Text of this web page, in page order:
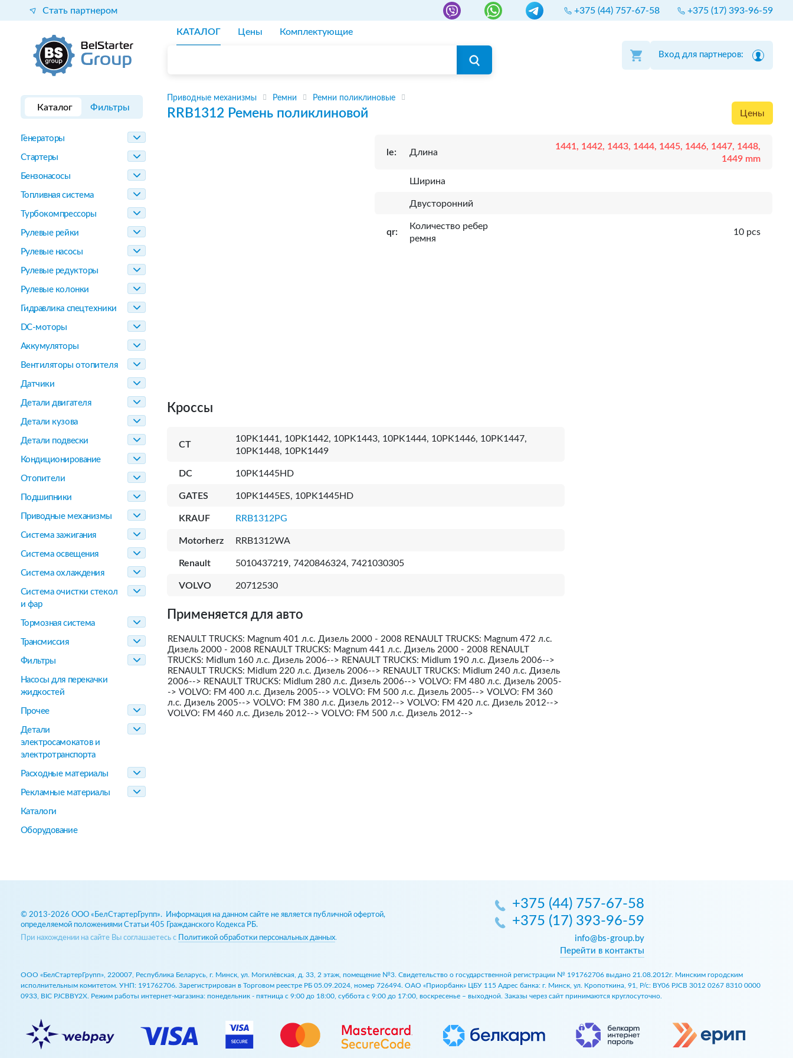
Стать партнером +375 (44) 757-67-58 +375 (17) 393-96-59
КАТАЛОГ Цены Комплектующие
Вход для партнеров:
Каталог Фильтры
Генераторы
Стартеры
Бензонасосы
Топливная система
Турбокомпрессоры
Рулевые рейки
Рулевые насосы
Рулевые редукторы
Рулевые колонки
Гидравлика спецтехники
DC-моторы
Аккумуляторы
Вентиляторы отопителя
Датчики
Детали двигателя
Детали кузова
Детали подвески
Кондиционирование
Отопители
Подшипники
Приводные механизмы
Система зажигания
Система освещения
Система охлаждения
Система очистки стекол
и фар
Тормозная система
Трансмиссия
Фильтры
Насосы для перекачки
жидкостей
Прочее
Детали
электросамокатов и
электротранспорта
Расходные материалы
Рекламные материалы
Каталоги
Оборудование
Приводные механизмы Ремни Ремни поликлиновые
RRB1312 Ремень поликлиновой Цены
le: Длина
1441, 1442, 1443, 1444, 1445, 1446, 1447, 1448,
1449 mm
Ширина
Двусторонний
qr:
Количество ребер
ремня
10 pcs
Кроссы
CT
10PK1441, 10PK1442, 10PK1443, 10PK1444, 10PK1446, 10PK1447,
10PK1448, 10PK1449
DC 10PK1445HD
GATES 10PK1445ES, 10PK1445HD
KRAUF RRB1312PG
Motorherz RRB1312WA
Renault 5010437219, 7420846324, 7421030305
VOLVO 20712530
Применяется для авто
RENAULT TRUCKS: Magnum 401 л.с. Дизель 2000 - 2008 RENAULT TRUCKS: Magnum 472 л.с.
Дизель 2000 - 2008 RENAULT TRUCKS: Magnum 441 л.с. Дизель 2000 - 2008 RENAULT
TRUCKS: Midlum 160 л.с. Дизель 2006--> RENAULT TRUCKS: Midlum 190 л.с. Дизель 2006-->
RENAULT TRUCKS: Midlum 220 л.с. Дизель 2006--> RENAULT TRUCKS: Midlum 240 л.с. Дизель
2006--> RENAULT TRUCKS: Midlum 280 л.с. Дизель 2006--> VOLVO: FM 480 л.с. Дизель 2005-
-> VOLVO: FM 400 л.с. Дизель 2005--> VOLVO: FM 500 л.с. Дизель 2005--> VOLVO: FM 360
л.с. Дизель 2005--> VOLVO: FM 380 л.с. Дизель 2012--> VOLVO: FM 420 л.с. Дизель 2012-->
VOLVO: FM 460 л.с. Дизель 2012--> VOLVO: FM 500 л.с. Дизель 2012-->
© 2013-2026 ООО «БелСтартерГрупп». Информация на данном сайте не является публичной офертой,
определяемой положениями Статьи 405 Гражданского Кодекса РБ.
При нахождении на сайте Вы соглашаетесь с
Политикой обработки персональных данных.
+375 (44) 757-67-58
+375 (17) 393-96-59
info@bs-group.by
Перейти в контакты
ООО «БелСтартерГрупп», 220007, Республика Беларусь, г. Минск, ул. Могилёвская, д. 33, 2 этаж, помещение №3. Свидетельство о государственной регистрации № 191762706 выдано 21.08.2012г. Минским городским
исполнительным комитетом. УНП: 191762706. Зарегистрирован в Торговом реестре РБ 05.09.2024, номер 726494. ОАО «Приорбанк» ЦБУ 115 Адрес банка: г. Минск, ул. Кропоткина, 91, Р/с: BY06 PJCB 3012 0267 8310 0000
0933, BIC PJCBBY2X. Режим работы интернет-магазина: понедельник - пятница с 9:00 до 18:00, суббота с 9:00 до 17:00, воскресенье – выходной. Заказы через сайт принимаются круглосуточно.